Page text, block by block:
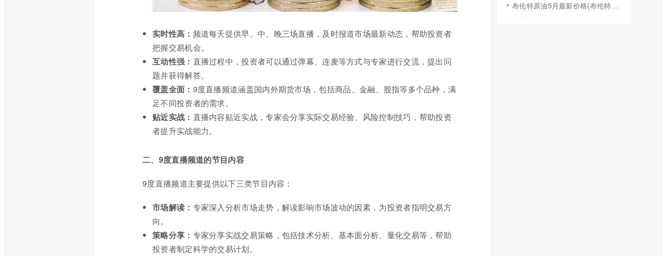
实时性高： 频道每天提供早、中、晚三场直播，及时报道市场最新动态，帮助投资者
把握交易机会。
互动性强： 直播过程中，投资者可以通过弹幕、连麦等方式与专家进行交流，提出问
题并获得解答。
覆盖全面： 9度直播频道涵盖国内外期货市场，包括商品、金融、股指等多个品种，满
足不同投资者的需求。
贴近实战： 直播内容贴近实战，专家会分享实际交易经验、风险控制技巧，帮助投资
者提升实战能力。
二、9度直播频道的节目内容
9度直播频道主要提供以下三类节目内容：
市场解读： 专家深入分析市场走势，解读影响市场波动的因素，为投资者指明交易方
向。
策略分享： 专家分享实战交易策略，包括技术分析、基本面分析、量化交易等，帮助
投资者制定科学的交易计划。
布伦特原油5月最新价格(布伦特原油价格走势分析)